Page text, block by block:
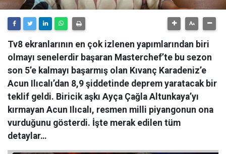
Tv8 ekranlarının en çok izlenen yapımlarından biri
olmayı senelerdir başaran Masterchef’te bu sezon
son 5’e kalmayı başarmış olan Kıvanç Karadeniz’e
Acun Ilıcalı’dan 8,9 şiddetinde deprem yaratacak bir
teklif geldi. Biricik aşkı Ayça Çağla Altunkaya’yı
kırmayan Acun Ilıcalı, resmen milli piyangonun ona
vurduğunu gösterdi. İşte merak edilen tüm
detaylar…